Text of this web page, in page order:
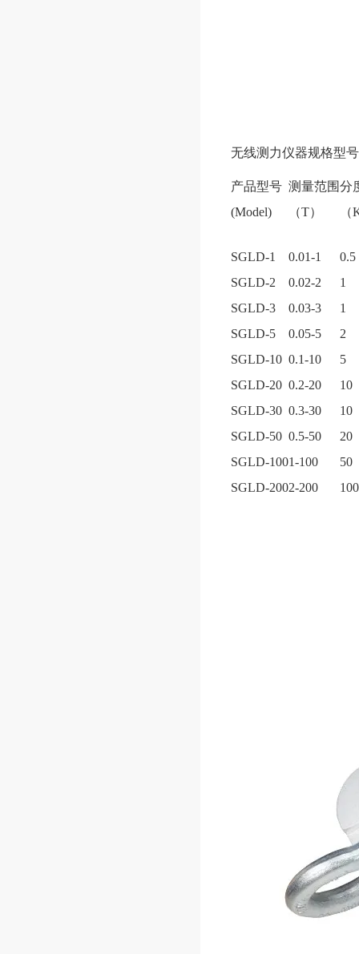
无线测力仪器规格型号
产品型号
(Model)
测量范围
（T）
分
SGLD-1 0.01-1
0.5
SGLD-2
0.02-2
1
SGLD-3
0.03-3
1
SGLD-5
0.05-5
2
SGLD-10 0.1-10
5
SGLD-20 0.2-20
10
SGLD-30 0.3-30
10
SGLD-50 0.5-50
20
SGLD-1001-100
50
SGLD-2002-200 100